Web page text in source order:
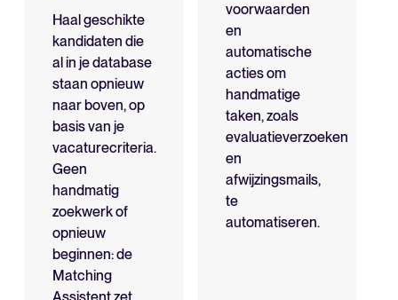
Haal geschikte
kandidaten die
al in je database
staan opnieuw
naar boven, op
basis van je
vacaturecriteria.
Geen
handmatig
zoekwerk of
opnieuw
beginnen: de
Matching
voorwaarden
en
automatische
acties om
handmatige
taken, zoals
evaluatieverzoeken
en
afwijzingsmails,
te
automatiseren.